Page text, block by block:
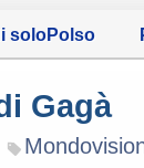
soloPolso
Gagà